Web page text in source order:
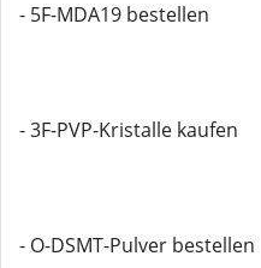
- 5F-MDA19 bestellen
- 3F-PVP-Kristalle kaufen
- O-DSMT-Pulver bestellen